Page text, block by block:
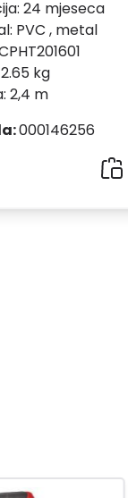
24 mjeseca
PVC , metal
kg
2,4 m
000146256